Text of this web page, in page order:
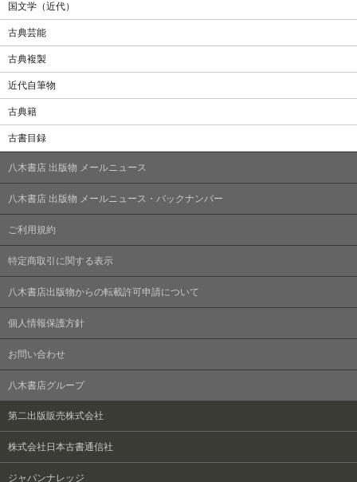
国文学（近代）
古典芸能
古典複製
近代自筆物
古典籍
古書目録
八木書店 出版物 メールニュース
八木書店 出版物 メールニュース・バックナンバー
ご利用規約
特定商取引に関する表示
八木書店出版物からの転載許可申請について
個人情報保護方針
お問い合わせ
八木書店グループ
第二出版販売株式会社
株式会社日本古書通信社
ジャパンナレッジ